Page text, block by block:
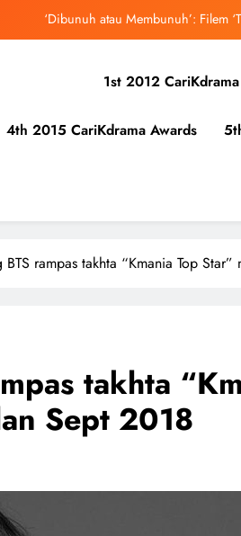
‘Dibunuh atau Membunuh’: Filem
Antarabangsa iQIYI, Cheng Lei Bakal
‘Dibunuh atau Membunuh’: Filem
1st 2012
4th 2015 CariKdrama Awards
BTS rampas takhta “Kmania Top
takhta
Sept 2018